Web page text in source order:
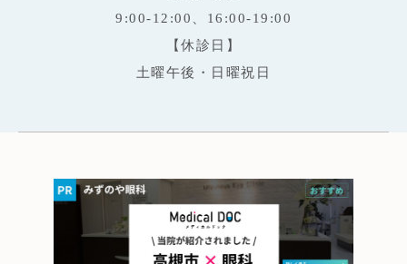
9:00-12:00、16:00-19:00
【休診日】
土曜午後・日曜祝日